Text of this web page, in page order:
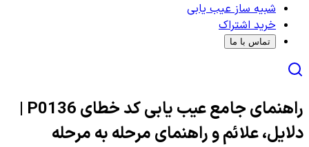
شبیه ساز عیب یابی
خرید اشتراک
تماس با ما
راهنمای جامع عیب یابی کد خطای P0136 |
دلایل، علائم و راهنمای مرحله به مرحله